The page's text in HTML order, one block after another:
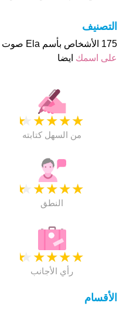
التصنيف
175 الأشخاص بأسم Ela صوت على اسمائهم . من فضلك
على اسمك ايضا
★
★
★
★
★
من السهل كتابته
★
★
★
★
★
النطق
★
★
★
★
★
رأي الأجانب
الأقسام